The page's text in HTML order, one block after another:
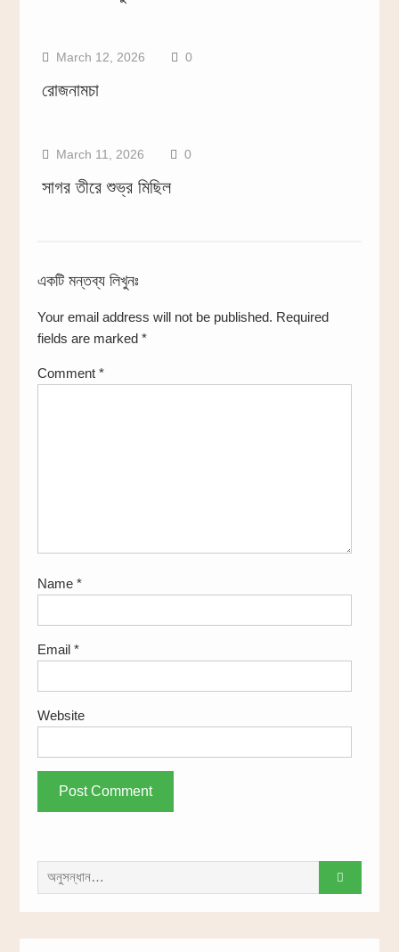
March 12, 2026 0
রোজনামচা
March 11, 2026 0
সাগর তীরে শুভ্র মিছিল
একটি মন্তব্য লিখুনঃ
Your email address will not be published. Required
fields are marked *
Comment *
Name *
Email *
Website
সন্ধান
করাঃ